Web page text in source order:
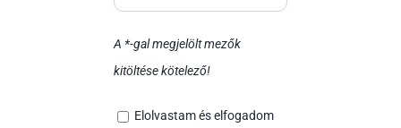
A *-gal megjelölt mezők
kitöltése kötelező!
Elolvastam és elfogadom